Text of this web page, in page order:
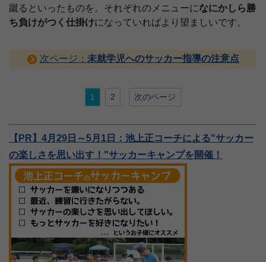
蹴るといったものを。それぞれのメニューになにかしら勝
ち負けがつく仕掛けになっていればより望ましいです。
次ページ： 未就学児へのサッカー指導の注意点
1 2 次のページ
【PR】4月29日～5月1日：池上正コーチによる"サッカー
の楽しさを思い出す！"サッカーキャンプを開催！